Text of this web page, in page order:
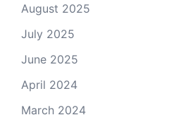
August 2025
July 2025
June 2025
April 2024
March 2024